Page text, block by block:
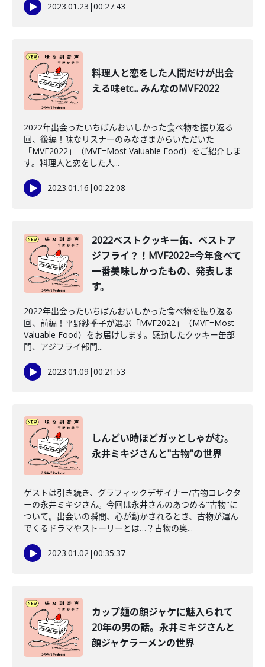
2023.01.23 |00:27:43
料理人と恋をした人間だけが出会
える味etc... みんなのMVF2022
2022年出会ったいちばんおいしかった食べ物を振り返る
回、後編！味なリスナーのみなさまからいただいた
「MVF2022」（MVF=Most Valuable Food）をご紹介しま
す。料理人と恋をした人...
2023.01.16 |00:22:08
2022ベストクッキー缶、ベストア
ジフライ？！MVF2022=今年食べて
一番美味しかったもの、発表しま
す。
2022年出会ったいちばんおいしかった食べ物を振り返る
回、前編！平野紗季子が選ぶ「MVF2022」（MVF=Most
Valuable Food）をお届けします。感動したクッキー缶部
門、アジフライ部門...
2023.01.09 |00:21:53
しんどい時ほどガッとしゃがむ。
永井ミキジさんと"古物"の世界
ゲストは引き続き、グラフィックデザイナー/古物コレクタ
ーの永井ミキジさん。今回は永井さんのあつめる"古物"に
ついて。出会いの瞬間、心が動かされるとき、古物が運ん
でくるドラマやストーリーとは…？古物の奥...
2023.01.02|00:35:37
カップ麺の顔ジャケに魅入られて
20年の男の話。永井ミキジさんと
顔ジャケラーメンの世界